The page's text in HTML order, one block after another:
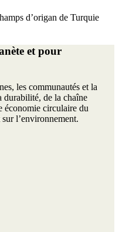
et pour
les communautés et la
durabilité, de la chaîne
économie circulaire du
l’environnement.